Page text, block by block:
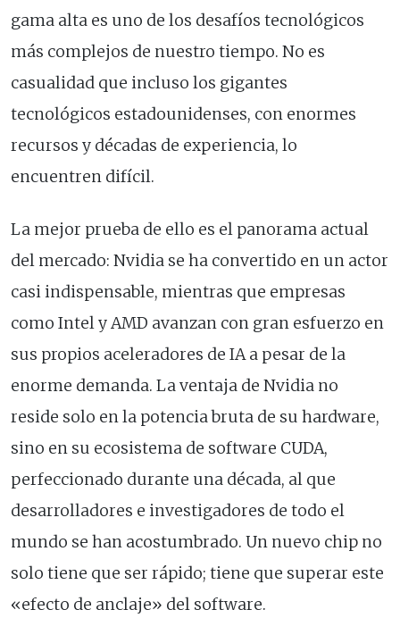
gama alta es uno de los desafíos tecnológicos
más complejos de nuestro tiempo. No es
casualidad que incluso los gigantes
tecnológicos estadounidenses, con enormes
recursos y décadas de experiencia, lo
encuentren difícil.
La mejor prueba de ello es el panorama actual
del mercado: Nvidia se ha convertido en un actor
casi indispensable, mientras que empresas
como Intel y AMD avanzan con gran esfuerzo en
sus propios aceleradores de IA a pesar de la
enorme demanda. La ventaja de Nvidia no
reside solo en la potencia bruta de su hardware,
sino en su ecosistema de software CUDA,
perfeccionado durante una década, al que
desarrolladores e investigadores de todo el
mundo se han acostumbrado. Un nuevo chip no
solo tiene que ser rápido; tiene que superar este
«efecto de anclaje» del software.